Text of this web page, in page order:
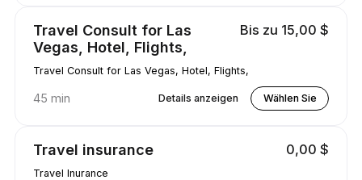
Travel Consult for Las
Vegas, Hotel, Flights,
Bis zu 15,00 $
Travel Consult for Las Vegas, Hotel, Flights,
45 min Details anzeigen Wählen Sie
Travel insurance 0,00 $
Travel Inurance